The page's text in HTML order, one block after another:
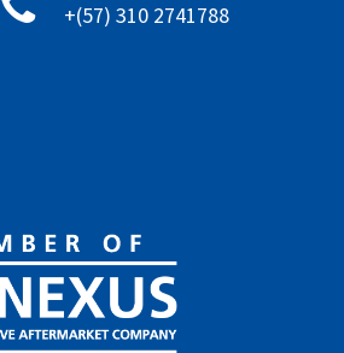
+(57) 310 2741788